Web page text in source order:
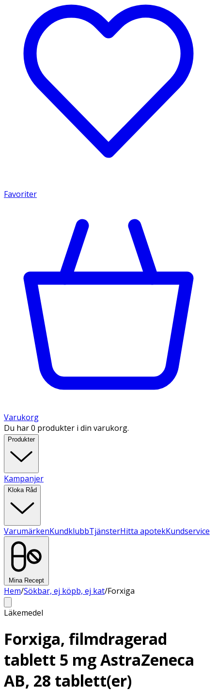
Favoriter
Varukorg
Du har 0 produkter i din varukorg.
Produkter
Kampanjer
Kloka Råd
VarumärkenKundklubbTjänsterHitta apotekKundservice
Mina Recept
Hem/Sökbar, ej köpb, ej kat/Forxiga
Läkemedel
Forxiga, filmdragerad
tablett 5 mg AstraZeneca
AB, 28 tablett(er)